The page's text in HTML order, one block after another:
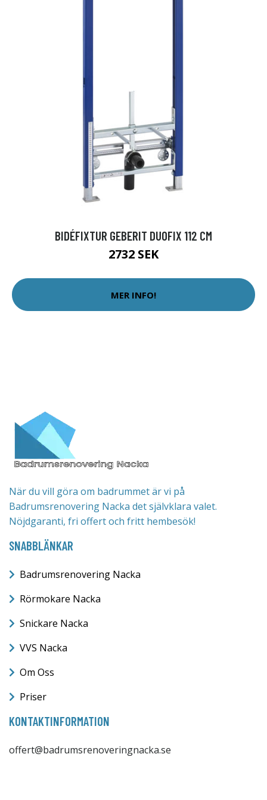
BIDÉFIXTUR GEBERIT DUOFIX 112 CM
2732 SEK
MER INFO!
När du vill göra om badrummet är vi på
Badrumsrenovering Nacka det självklara valet.
Nöjdgaranti, fri offert och fritt hembesök!
SNABBLÄNKAR
Badrumsrenovering Nacka
Rörmokare Nacka
Snickare Nacka
VVS Nacka
Om Oss
Priser
KONTAKTINFORMATION
offert@badrumsrenoveringnacka.se